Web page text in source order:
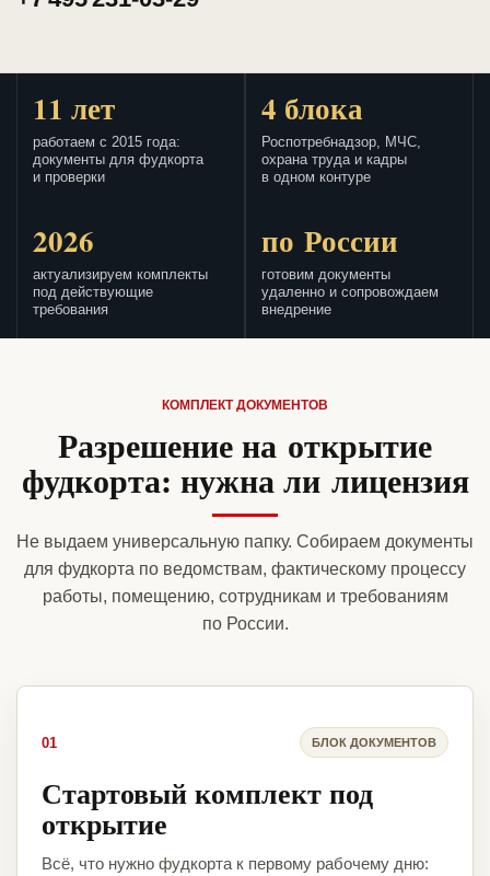
11 лет
работаем с 2015 года:
документы для фудкорта
и проверки
4 блока
Роспотребнадзор, МЧС,
охрана труда и кадры
в одном контуре
2026
актуализируем комплекты
под действующие
требования
по России
готовим документы
удаленно и сопровождаем
внедрение
КОМПЛЕКТ ДОКУМЕНТОВ
Разрешение на открытие
фудкорта: нужна ли лицензия
Не выдаем универсальную папку. Собираем документы
для фудкорта по ведомствам, фактическому процессу
работы, помещению, сотрудникам и требованиям
по России.
01 БЛОК ДОКУМЕНТОВ
Стартовый комплект под
открытие
Всё, что нужно фудкорта к первому рабочему дню: